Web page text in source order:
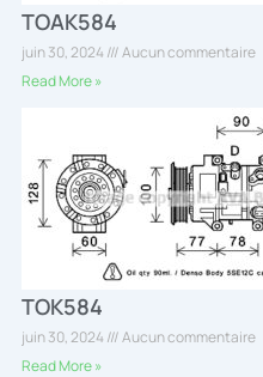
TOAK584
juin 30, 2024
Aucun commentaire
Read More »
TOK584
juin 30, 2024
Aucun commentaire
Read More »